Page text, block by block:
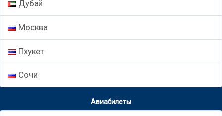
Дубай
Москва
Пхукет
Сочи
Авиабилеты